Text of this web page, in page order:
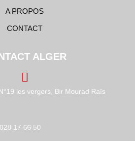
A PROPOS
CONTACT
ALGER
les vergers, Bir Mourad Raïs
17 66 50